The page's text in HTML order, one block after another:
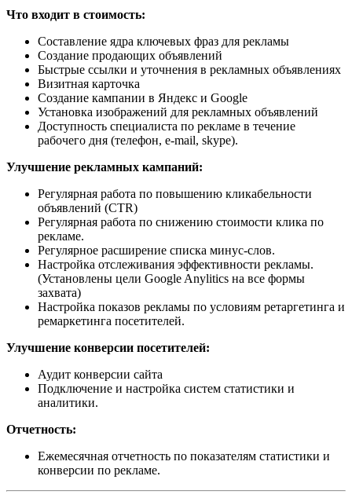
Что входит в стоимость:
Составление ядра ключевых фраз для рекламы
Создание продающих объявлений
Быстрые ссылки и уточнения в рекламных объявлениях
Визитная карточка
Создание кампании в Яндекс и Google
Установка изображений для рекламных объявлений
Доступность специалиста по рекламе в течение
рабочего дня (телефон, e-mail, skype).
Улучшение рекламных кампаний:
Регулярная работа по повышению кликабельности
объявлений (CTR)
Регулярная работа по снижению стоимости клика по
рекламе.
Регулярное расширение списка минус-слов.
Настройка отслеживания эффективности рекламы.
(Установлены цели Google Anylitics на все формы
захвата)
Настройка показов рекламы по условиям ретаргетинга и
ремаркетинга посетителей.
Улучшение конверсии посетителей:
Аудит конверсии сайта
Подключение и настройка систем статистики и
аналитики.
Отчетность:
Ежемесячная отчетность по показателям статистики и
конверсии по рекламе.